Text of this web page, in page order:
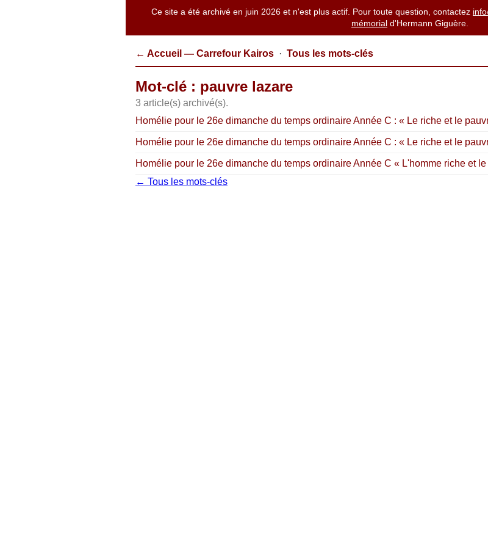
Ce site a été archivé en juin 2026 et n'est plus actif. Pour toute question, contactez
mémorial d'Hermann Giguère.
← Accueil — Carrefour Kairos · Tous les mots-clés
Mot-clé : pauvre lazare
3 article(s) archivé(s).
Homélie pour le 26e dimanche du temps ordinaire Année C : « Le riche et le
Homélie pour le 26e dimanche du temps ordinaire Année C : « Le riche et le
Homélie pour le 26e dimanche du temps ordinaire Année C « L'homme riche et
← Tous les mots-clés